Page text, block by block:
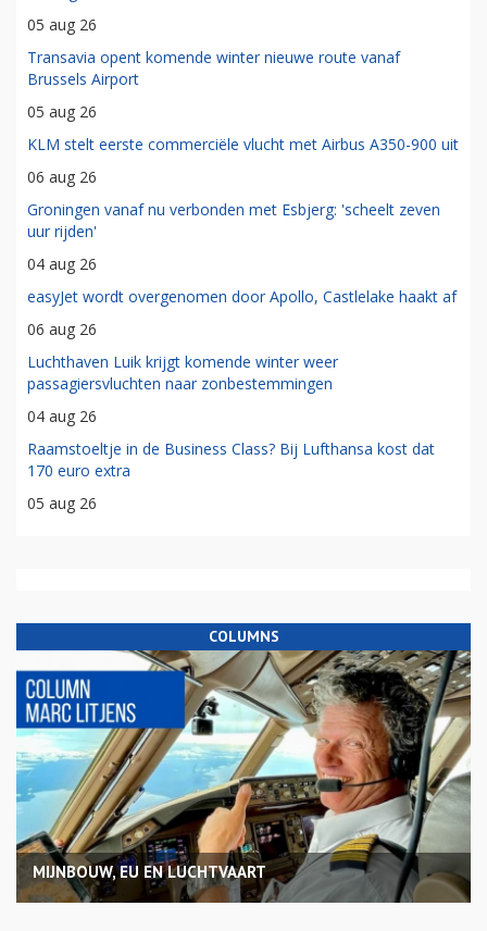
05 aug 26
Transavia opent komende winter nieuwe route vanaf
Brussels Airport
05 aug 26
KLM stelt eerste commerciële vlucht met Airbus A350-900 uit
06 aug 26
Groningen vanaf nu verbonden met Esbjerg: 'scheelt zeven
uur rijden'
04 aug 26
easyJet wordt overgenomen door Apollo, Castlelake haakt af
06 aug 26
Luchthaven Luik krijgt komende winter weer
passagiersvluchten naar zonbestemmingen
04 aug 26
Raamstoeltje in de Business Class? Bij Lufthansa kost dat
170 euro extra
05 aug 26
COLUMNS
MIJNBOUW, EU EN LUCHTVAART